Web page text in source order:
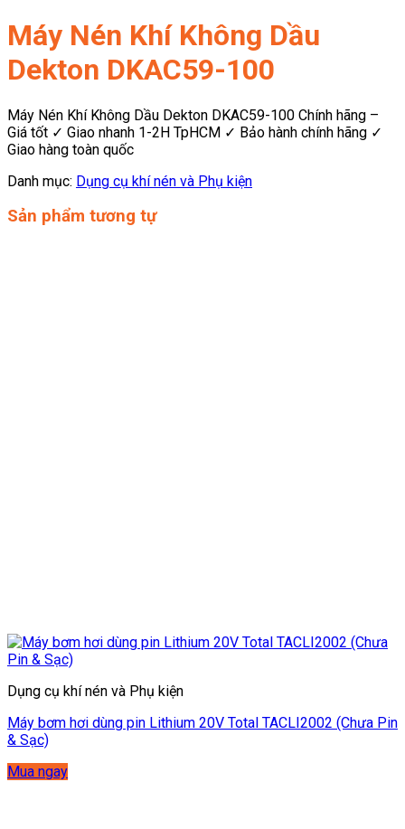
Máy Nén Khí Không Dầu
Dekton DKAC59-100
Máy Nén Khí Không Dầu Dekton DKAC59-100 Chính hãng –
Giá tốt ✓ Giao nhanh 1-2H TpHCM ✓ Bảo hành chính hãng ✓
Giao hàng toàn quốc
Danh mục: Dụng cụ khí nén và Phụ kiện
Sản phẩm tương tự
Dụng cụ khí nén và Phụ kiện
Máy bơm hơi dùng pin Lithium 20V Total TACLI2002 (Chưa Pin
& Sạc)
Mua ngay